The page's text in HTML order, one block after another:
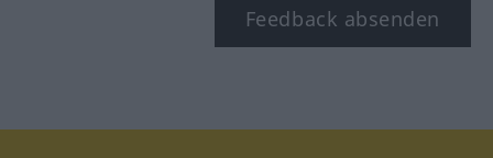
Feedback absenden